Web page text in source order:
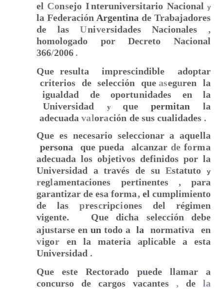
el Consejo Interuniversitario Nacionaly
la Federación Argentina de Trabajadores
de lasUniversidades Nacionales ,
homologado por Decreto Nacional
366/2006 .
Que resulta
imprescindible
adoptar
criterios de selección queaseguren
la
igualdad
de oportunidades en
la
Universidad
y que permitan
la
adecuada valoración de sus cualidades .
Que es necesario seleccionar aaquella
persona
que pueda alcanzar de forma
adecuada los objetivos definidos por la
Universidad a través de suEstatutoy
reglamentaciones pertinentes , para
garantizar de esa forma, elcumplimiento
de las prescripciones del régimen
vigente.
Que dicha selección debe
ajustarse en un todo a la normativa
en
vigor
en la materia aplicable a esta
Universidad .
Que este Rectorado puede llamar a
concurso de cargos vacantes , de la